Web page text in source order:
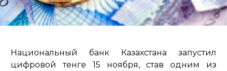
Национальный банк Казахстана запустил
цифровой тенге 15 ноября, став одним из